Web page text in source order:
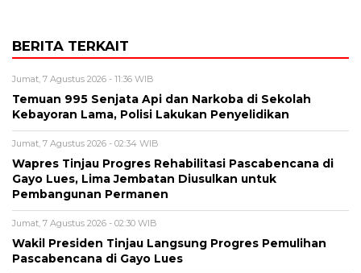
BERITA TERKAIT
Jumat, 7 Agustus 2026 - 11:36 WIB
Temuan 995 Senjata Api dan Narkoba di Sekolah
Kebayoran Lama, Polisi Lakukan Penyelidikan
Jumat, 7 Agustus 2026 - 02:34 WIB
Wapres Tinjau Progres Rehabilitasi Pascabencana di
Gayo Lues, Lima Jembatan Diusulkan untuk
Pembangunan Permanen
Jumat, 7 Agustus 2026 - 02:30 WIB
Wakil Presiden Tinjau Langsung Progres Pemulihan
Pascabencana di Gayo Lues